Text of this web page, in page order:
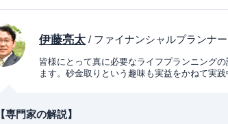
伊藤亮太 / ファイナンシャルプランナー
皆様にとって真に必要なライフプランニング
ます。砂金取りという趣味も実益をかねて実
【専門家の解説】